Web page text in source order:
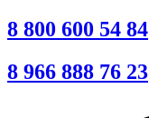
8 800 600 54 84
8 966 888 76 23